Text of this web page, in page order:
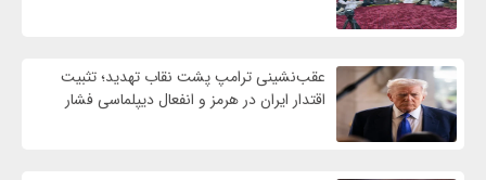
عقب‌نشینی ترامپ پشت نقاب تهدید؛ تثبیت
اقتدار ایران در هرمز و انفعال دیپلماسی فشار